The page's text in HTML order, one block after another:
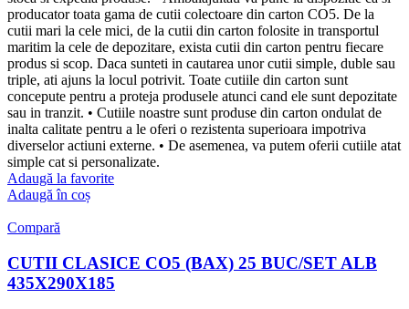
producator toata gama de cutii colectoare din carton CO5. De la
cutii mari la cele mici, de la cutii din carton folosite in transportul
maritim la cele de depozitare, exista cutii din carton pentru fiecare
produs si scop. Daca sunteti in cautarea unor cutii simple, duble sau
triple, ati ajuns la locul potrivit. Toate cutiile din carton sunt
concepute pentru a proteja produsele atunci cand ele sunt depozitate
sau in tranzit. • Cutiile noastre sunt produse din carton ondulat de
inalta calitate pentru a le oferi o rezistenta superioara impotriva
diverselor actiuni externe. • De asemenea, va putem oferii cutiile atat
simple cat si personalizate.
Adaugă la favorite
Adaugă în coș
Compară
CUTII CLASICE CO5 (BAX) 25 BUC/SET ALB
435X290X185